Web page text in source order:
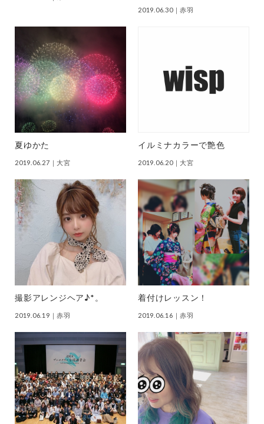
2019.06.30｜赤羽
夏ゆかた
2019.06.27 ｜大宮
イルミナカラーで艶色
2019.06.20｜大宮
撮影アレンジヘア♪*。
2019.06.19 ｜赤羽
着付けレッスン！
2019.06.16 ｜赤羽